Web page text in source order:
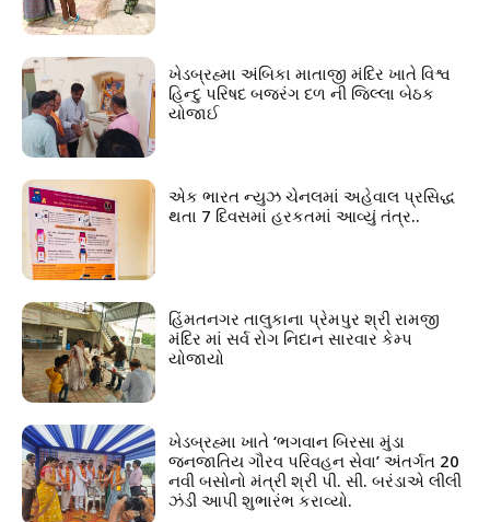
ખેડબ્રહ્મા અંબિકા માતાજી મંદિર ખાતે વિશ્વ
હિન્દુ પરિષદ બજરંગ દળ ની જિલ્લા બેઠક
યોજાઈ
એક ભારત ન્યુઝ ચેનલમાં અહેવાલ પ્રસિદ્ધ
થતા 7 દિવસમાં હરકતમાં આવ્યું તંત્ર..
હિંમતનગર તાલુકાના પ્રેમપુર શ્રી રામજી
મંદિર માં સર્વ રોગ નિદાન સારવાર કેમ્પ
યોજાયો
ખેડબ્રહ્મા ખાતે ‘ભગવાન બિરસા મુંડા
જનજાતિય ગૌરવ પરિવહન સેવા’ અંતર્ગત 20
નવી બસોનો મંત્રી શ્રી પી. સી. બરંડાએ લીલી
ઝંડી આપી શુભારંભ કરાવ્યો.